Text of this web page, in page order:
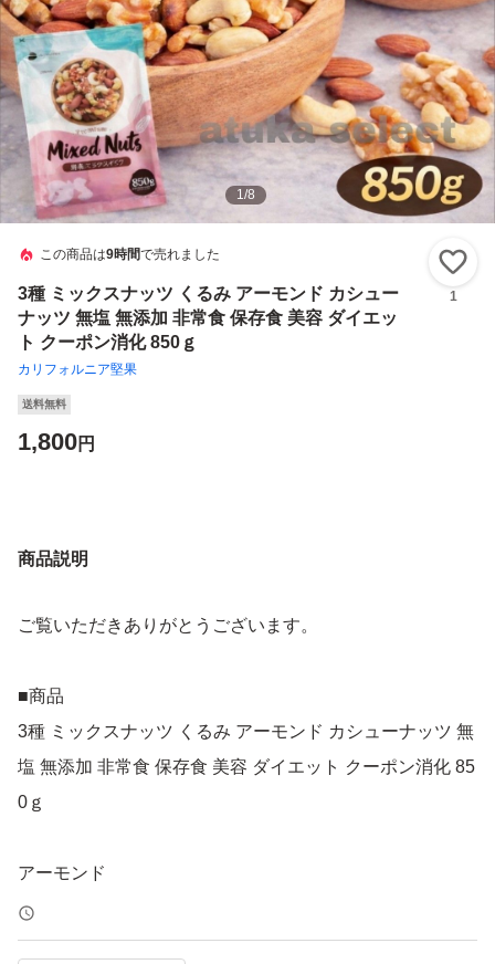
1/8
この商品は9時間で売れました
3種 ミックスナッツ くるみ アーモンド カシュー
ナッツ 無塩 無添加 非常食 保存食 美容 ダイエッ
ト クーポン消化 850ｇ
カリフォルニア堅果
1
送料無料
1,800円
商品説明
ご覧いただきありがとうございます。
■商品
3種 ミックスナッツ くるみ アーモンド カシューナッツ 無
塩 無添加 非常食 保存食 美容 ダイエット クーポン消化 85
0ｇ
アーモンド
くるみ
カシューナッツ